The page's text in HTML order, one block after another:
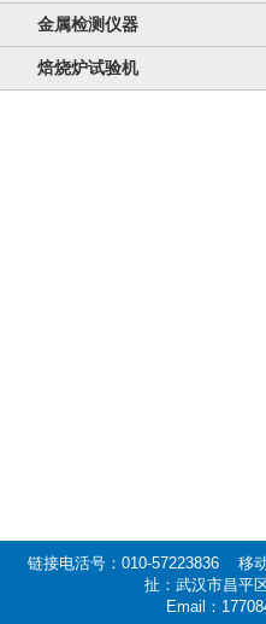
金属检测仪器
焙烧炉试验机
链接电活号：010-57223836 移
扯：武汉市昌平
Email：